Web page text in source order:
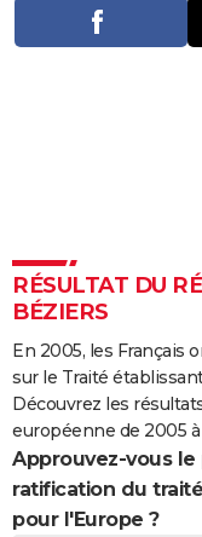
Destinations
Voyage nature
Voyage de noces
Dictionnaire
Biographies
Citations
Expressions
Proverbes
PROGRAMME TV
COPAINS D'AVANT
S'inscrire
Se connecter
Lycées
Collèges
Primaires
Universités
Entreprises
Service militaire
Avis de recherche
AVIS DE DÉCÈS
FORUM
Bricolage
Lifestyle
Culture
Sport
Auto
Television
Voyage
Cinema
RÉSULTAT DU
BÉZIERS
En 2005, les
sur le Traité
Découvrez les
européenne de 2005 à
Approuvez-vous
ratification du
pour l'Europe ?